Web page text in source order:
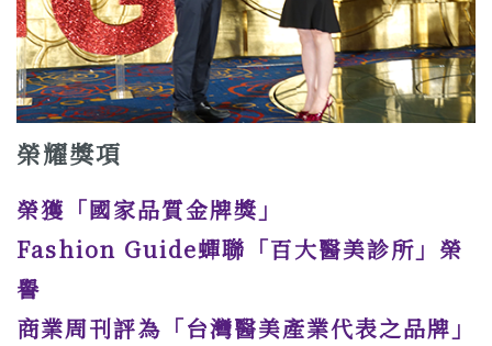
榮耀獎項
榮獲「國家品質金牌獎」
Fashion Guide蟬聯「百大醫美診所」榮
譽
商業周刊評為「台灣醫美產業代表之品牌」